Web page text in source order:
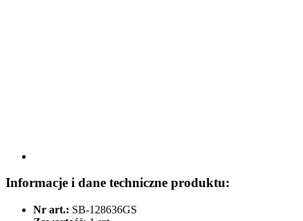
Informacje i dane techniczne produktu:
Nr art.: SB-128636GS